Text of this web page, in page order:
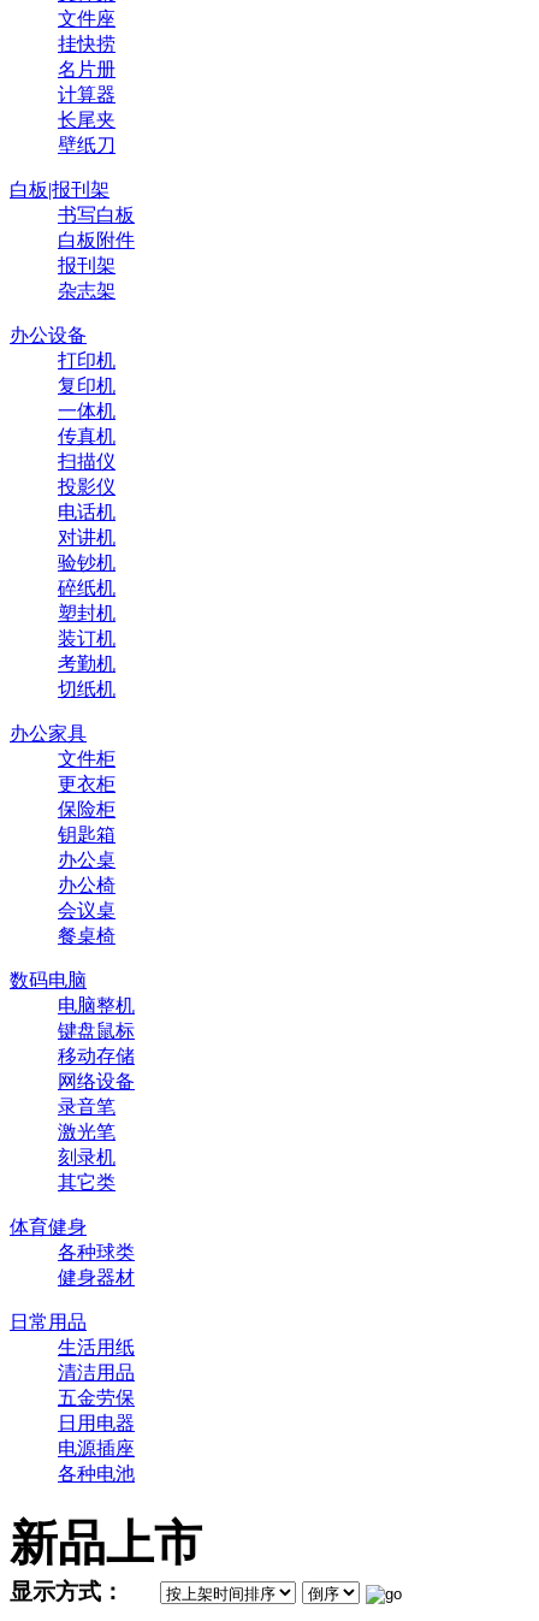
文件座
挂快捞
名片册
计算器
长尾夹
壁纸刀
白板|报刊架
书写白板
白板附件
报刊架
杂志架
办公设备
打印机
复印机
一体机
传真机
扫描仪
投影仪
电话机
对讲机
验钞机
碎纸机
塑封机
装订机
考勤机
切纸机
办公家具
文件柜
更衣柜
保险柜
钥匙箱
办公桌
办公椅
会议桌
餐桌椅
数码电脑
电脑整机
键盘鼠标
移动存储
网络设备
录音笔
激光笔
刻录机
其它类
体育健身
各种球类
健身器材
日常用品
生活用纸
清洁用品
五金劳保
日用电器
电源插座
各种电池
新品上市
显示方式：